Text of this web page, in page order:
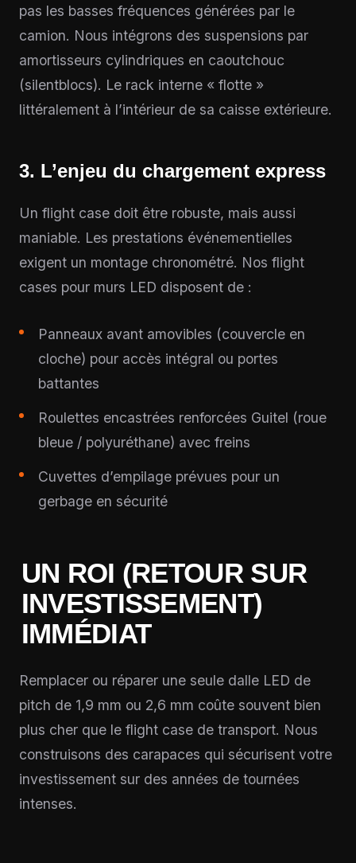
pas les basses fréquences générées par le
camion. Nous intégrons des suspensions par
amortisseurs cylindriques en caoutchouc
(silentblocs). Le rack interne « flotte »
littéralement à l’intérieur de sa caisse extérieure.
3. L’enjeu du chargement express
Un flight case doit être robuste, mais aussi
maniable. Les prestations événementielles
exigent un montage chronométré. Nos flight
cases pour murs LED disposent de :
Panneaux avant amovibles (couvercle en
cloche) pour accès intégral ou portes
battantes
Roulettes encastrées renforcées Guitel (roue
bleue / polyuréthane) avec freins
Cuvettes d’empilage prévues pour un
gerbage en sécurité
UN ROI (RETOUR SUR
INVESTISSEMENT)
IMMÉDIAT
Remplacer ou réparer une seule dalle LED de
pitch de 1,9 mm ou 2,6 mm coûte souvent bien
plus cher que le flight case de transport. Nous
construisons des carapaces qui sécurisent votre
investissement sur des années de tournées
intenses.